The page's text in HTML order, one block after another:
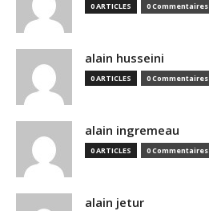
0 ARTICLES 0 Commentaires
alain husseini
0 ARTICLES 0 Commentaires
alain ingremeau
0 ARTICLES 0 Commentaires
alain jetur